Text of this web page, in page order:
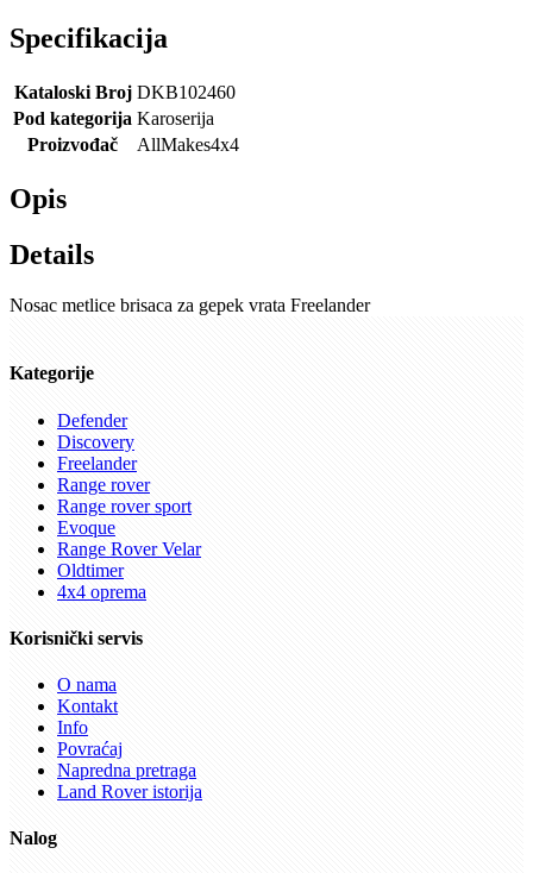
Specifikacija
Kataloski Broj DKB102460
Pod kategorija Karoserija
Proizvođač
AllMakes4x4
Opis
Details
Nosac metlice brisaca za gepek vrata Freelander
Kategorije
Defender
Discovery
Freelander
Range rover
Range rover sport
Evoque
Range Rover Velar
Oldtimer
4x4 oprema
Korisnički servis
O nama
Kontakt
Info
Povraćaj
Napredna pretraga
Land Rover istorija
Nalog